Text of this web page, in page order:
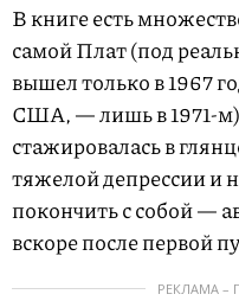
В книге есть
самой Плат (под
вышел только в 1967
США, — лишь в 1971-
стажировалась в
тяжелой депрессии и
покончить с собой —
вскоре после первой
РЕКЛАМА –